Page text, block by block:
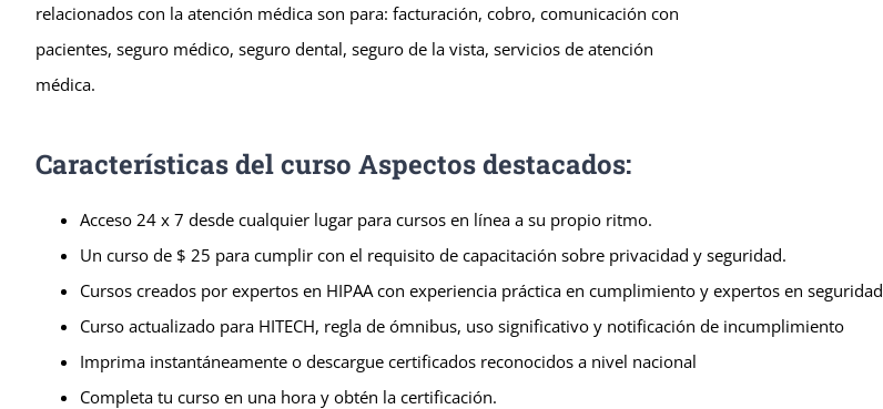
relacionados con la atención médica son para: facturación, cobro, comunicación con
pacientes, seguro médico, seguro dental, seguro de la vista, servicios de atención
médica.
Características del curso Aspectos destacados:
Acceso 24 x 7 desde cualquier lugar para cursos en línea a su propio ritmo.
Un curso de $ 25 para cumplir con el requisito de capacitación sobre privacidad y seguridad.
Cursos creados por expertos en HIPAA con experiencia práctica en cumplimiento y expertos en seguridad
Curso actualizado para HITECH, regla de ómnibus, uso significativo y notificación de incumplimiento
Imprima instantáneamente o descargue certificados reconocidos a nivel nacional
Completa tu curso en una hora y obtén la certificación.